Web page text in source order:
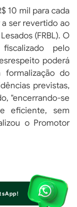
10 mil para cada
ser revertido ao
(FRBL). O
pelo
poderá
do
previstas,
"encerrando-se
eficiente, sem
o Promotor